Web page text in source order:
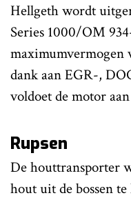
Hellgeth wordt
Series 1000/OM
dank aan EGR-,
voldoet de motor
Rupsen
De houttransporter
hout uit de bossen